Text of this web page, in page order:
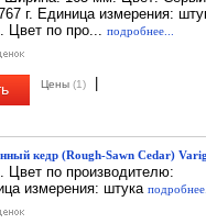
г. Единица измерения:
Цвет по про... подробнее...
Цены (1)
кедр (Rough-Sawn Cedar)
по производителю:
измерения: штука